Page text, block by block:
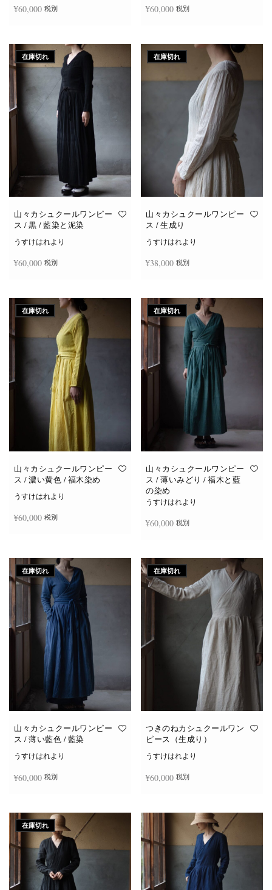
¥60,000 税別 ¥60,000 税別
在庫切れ
山々カシュクールワンピー
ス / 黒 / 藍染と泥染
うすけはれより
¥60,000 税別
在庫切れ
山々カシュクールワンピー
ス / 生成り
うすけはれより
¥38,000 税別
在庫切れ
山々カシュクールワンピー
ス / 濃い黄色 / 福木染め
うすけはれより
¥60,000 税別
在庫切れ
山々カシュクールワンピー
ス / 薄いみどり / 福木と藍
の染め
うすけはれより
¥60,000 税別
在庫切れ
山々カシュクールワンピー
ス / 薄い藍色 / 藍染
うすけはれより
¥60,000 税別
在庫切れ
つきのねカシュクールワン
ピース（生成り）
うすけはれより
¥60,000 税別
在庫切れ